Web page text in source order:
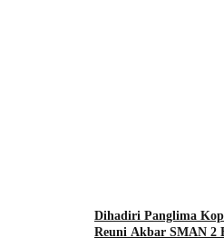
Dihadiri Panglima
Reuni Akbar SMAN 2